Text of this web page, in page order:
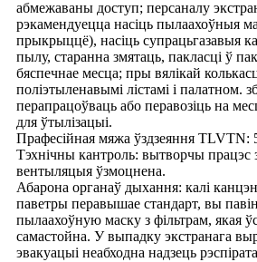
абмежаваны доступ; персаналу
рэкамендуецца насіць пылаахоўныя
прыкрыццё), насіць супрацьгазавыя
пылу, старанна змятаць, пакласці ў
бяспечнае месца; пры вялікай
поліэтыленавымі лістамі і палатном.
перапрацоўваць або перавозіць на
для ўтылізацыі.
Прафесійная мяжа ўздзеяння TLVTN:
Тэхнічны кантроль: вытворчы працэс
вентыляцыя ўзмоцнена.
Абарона органаў дыхання: калі
паветры перавышае стандарт, вы
пылаахоўную маску з фільтрам, якая
самастойна. У выпадку экстранага
эвакуацыі неабходна надзець